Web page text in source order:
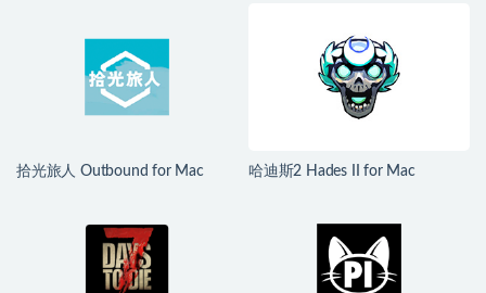
拾光旅人 Outbound for Mac
哈迪斯2 Hades II for Mac